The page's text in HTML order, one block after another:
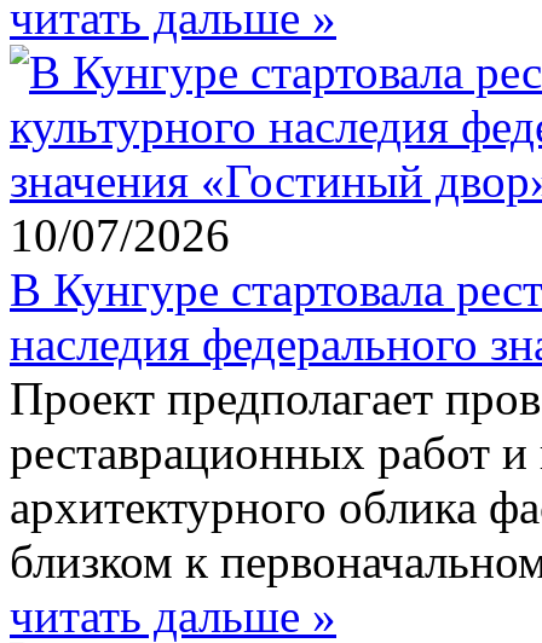
читать дальше »
10/07/2026
В Кунгуре стартовала
наследия федерального
Проект предполагает
реставрационных работ и
архитектурного облика
близком к
читать дальше »